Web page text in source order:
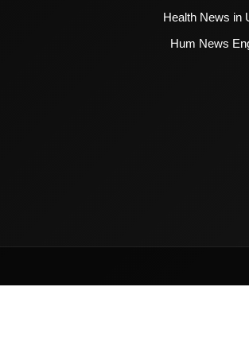
Health News in
Hum News